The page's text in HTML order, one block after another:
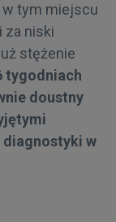
w tym miejscu
za niski
stężenie
tygodniach
doustny
w